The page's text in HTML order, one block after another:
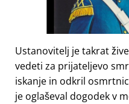
Ustanovitelj je takrat
vedeti za prijateljevo
iskanje in odkril
je oglaševal dogodek v